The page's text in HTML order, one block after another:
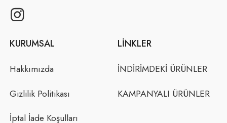
KURUMSAL
Hakkımızda
Gizlilik Politikası
İptal İade Koşulları
LINKLER
İNDİRİMDEKİ ÜRÜNLER
KAMPANYALI ÜRÜNLER